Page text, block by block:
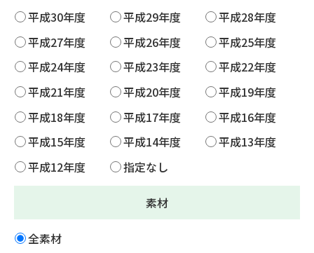
平成30年度
平成29年度
平成28年度
平成27年度
平成26年度
平成25年度
平成24年度
平成23年度
平成22年度
平成21年度
平成20年度
平成19年度
平成18年度
平成17年度
平成16年度
平成15年度
平成14年度
平成13年度
平成12年度
指定なし
素材
全素材